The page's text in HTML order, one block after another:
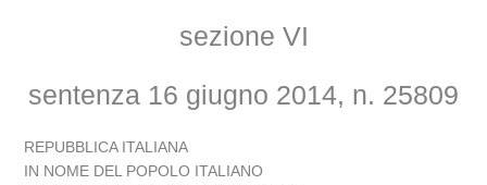
sezione VI
sentenza 16 giugno 2014, n. 25809
REPUBBLICA ITALIANA
IN NOME DEL POPOLO ITALIANO